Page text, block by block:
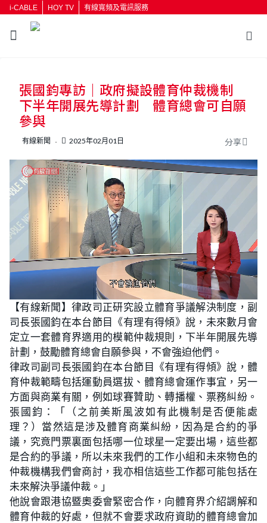
i-CABLE HOY TV 有線寬頻及電訊服務
按輸入鍵開始搜尋
張國鈞專訪｜政府擬設體育仲裁機制
下半年開展先導計劃 體育總會可自願
參與
有線新聞 2025年02月01日 分享
n
m
t
e
o
a
d
e
d
:
3
9
.
8
7
%
【有線新聞】律政司正研究設立體育爭議解決制度，副
司長張國鈞在本台節目《有理有得傾》說，未來數月會
定立一套體育界適用的模範仲裁規則，下半年開展先導
計劃，鼓勵體育總會自願參與，不會強迫他們。
律政司副司長張國鈞在本台節目《有理有得傾》說，體
育仲裁範疇包括運動員選拔、體育總會運作事宜，另一
方面與商業有關，例如球賽贊助、轉播權、票務糾紛。
張國鈞：「（之前美斯風波如有此機制是否便能處
理？）當然這是涉及體育商業糾紛，因為是合約的爭
議，究竟門票裏面包括哪一位球星一定要出場，這些都
是合約的爭議，所以未來我們的工作小組和未來物色的
仲裁機構我們會商討，我亦相信這些工作都可能包括在
未來解決爭議仲裁。」
他說會跟港協暨奧委會緊密合作，向體育界介紹調解和
體育仲裁的好處，但就不會要求政府資助的體育總會加